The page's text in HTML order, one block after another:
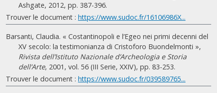
Ashgate, 2012, pp. 387-396.
Trouver le document : https://www.sudoc.fr/16106986X...
Barsanti, Claudia. « Costantinopoli e l’Egeo nei primi decenni del
XV secolo: la testimonianza di Cristoforo Buondelmonti »,
Rivista dell’Istituto Nazionale d’Archeologia e Storia
dell’Arte, 2001, vol. 56 (III Serie, XXIV), pp. 83-253.
Trouver le document : https://www.sudoc.fr/039589765...